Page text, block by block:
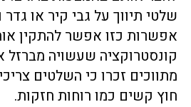
שלטי תיווך על גבי קיר או גדר
אפשרות כזו אפשר להתקין
קונסטרוקציה שעשויה מברזל
מתווכים זכרו כי השלטים
חוץ קשים כמו